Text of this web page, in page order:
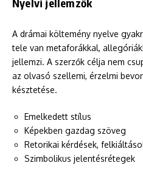
A drámai költemény nyelve
tele van metaforákkal,
jellemzi. A szerzők célja nem
az olvasó szellemi, érzelmi
késztetése.
Emelkedett stílus
Képekben gazdag szöveg
Retorikai kérdések,
Szimbolikus jelentésrétegek